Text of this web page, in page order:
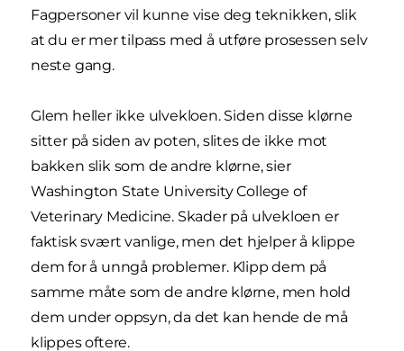
Fagpersoner vil kunne vise deg teknikken, slik
at du er mer tilpass med å utføre prosessen selv
neste gang.
Glem heller ikke ulvekloen. Siden disse klørne
sitter på siden av poten, slites de ikke mot
bakken slik som de andre klørne, sier
Washington State University College of
Veterinary Medicine. Skader på ulvekloen er
faktisk svært vanlige, men det hjelper å klippe
dem for å unngå problemer. Klipp dem på
samme måte som de andre klørne, men hold
dem under oppsyn, da det kan hende de må
klippes oftere.